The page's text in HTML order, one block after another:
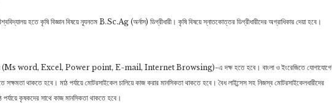
হতে কৃষি বিজ্ঞান বিষয়ে ন্যূনতম B.Sc.Ag (অর্নাস) ডিগ্রীধারী। কৃষি বিষয়ে স্নাতকোত্তর ডিগ্রীধারীদের অগ্রাধিকার দেয়া হবে।
(Ms word, Excel, Power point, E-mail, Internet Browsing)-এ দক্ষ হতে হবে। বাংলা ও ইংরেজিতে
সক্ষমতা থাকতে হবে। মাঠ পর্যায়ে মোটরসাইকেল চালিয়ে কাজ করার মানসিকতা থাকতে হবে। বৈধ লাইন্সেস সহ নিজস্ব মোটরসাইকেলধারীদের
পর্যায়ে কৃষকদের সাথে কাজ মানসিকতা থাকতে হবে।